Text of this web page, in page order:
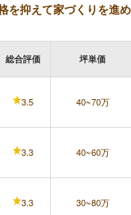
を抑えて家づくりを進
総合評価 坪単価
3.5 40~70万
3.3 40~60万
3.3 30~80万